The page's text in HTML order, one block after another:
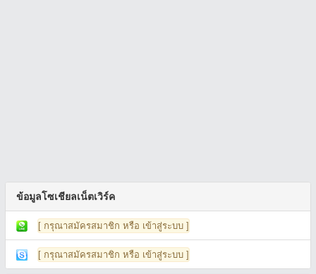
ข้อมูลโซเชียลเน็ตเวิร์ค
[ กรุณาสมัครสมาชิก หรือ เข้าสู่ระบบ ]
[ กรุณาสมัครสมาชิก หรือ เข้าสู่ระบบ ]